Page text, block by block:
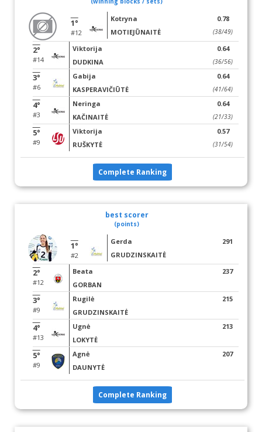
1°
#12
Kotryna
MOTIEJŪNAITĖ
0.78
(38/49)
2°
#14
Viktorija
DUDKINA
0.64
(36/56)
3°
#6
Gabija
KASPERAVIČIŪTĖ
0.64
(41/64)
4°
#3
Neringa
KAČINAITĖ
0.64
(21/33)
5°
#9
Viktorija
RUŠKYTĖ
0.57
(31/54)
Complete Ranking
best scorer
(points)
1°
#2
Gerda
GRUDZINSKAITĖ
291
2°
#12
Beata
GORBAN
237
3°
#9
Rugilė
GRUDZINSKAITĖ
215
4°
#13
Ugnė
LOKYTĖ
213
5°
#9
Agnė
DAUNYTĖ
207
Complete Ranking